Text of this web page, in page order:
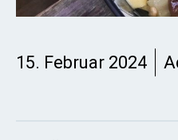
15. Februar 2024